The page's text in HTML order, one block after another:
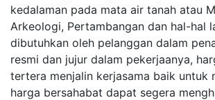
kedalaman pada mata air tanah atau
Arkeologi, Pertambangan dan hal-hal
dibutuhkan oleh pelanggan dalam
resmi dan jujur dalam pekerjaanya,
tertera menjalin kerjasama baik untuk
harga bersahabat dapat segera